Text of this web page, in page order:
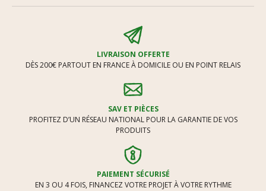
LIVRAISON OFFERTE
DÈS 200€ PARTOUT EN FRANCE À DOMICILE OU EN POINT RELAIS
SAV ET PIÈCES
PROFITEZ D’UN RÉSEAU NATIONAL POUR LA GARANTIE DE VOS
PRODUITS
PAIEMENT SÉCURISÉ
EN 3 OU 4 FOIS, FINANCEZ VOTRE PROJET À VOTRE RYTHME